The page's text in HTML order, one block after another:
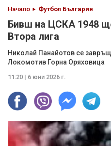
Начало Футбол България
Бивш на ЦСКА 1948
Втора лига
Николай Панайотов се
Локомотив Горна Оряховица
11:20 | 6 юни 2026 г.